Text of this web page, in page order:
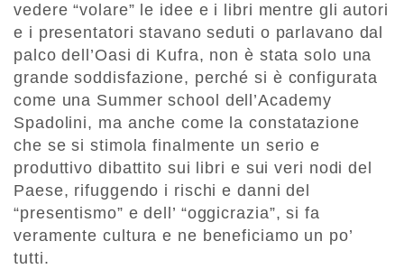
vedere “volare” le idee e i libri mentre gli autori
e i presentatori stavano seduti o parlavano dal
palco dell’Oasi di Kufra, non è stata solo una
grande soddisfazione, perché si è configurata
come una Summer school dell’Academy
Spadolini, ma anche come la constatazione
che se si stimola finalmente un serio e
produttivo dibattito sui libri e sui veri nodi del
Paese, rifuggendo i rischi e danni del
“presentismo” e dell’ “oggicrazia”, si fa
veramente cultura e ne beneficiamo un po’
tutti.